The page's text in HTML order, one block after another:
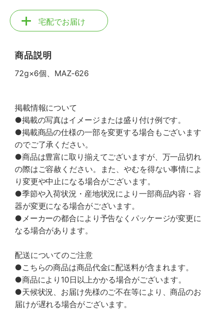
宅配でお届け
商品説明
72g×6個、MAZ-626
掲載情報について
●掲載の写真はイメージまたは盛り付け例です。
●掲載商品の仕様の一部を変更する場合もございます
のでご了承ください。
●商品は豊富に取り揃えてございますが、万一品切れ
の際はご容赦ください。また、やむを得ない事情によ
り変更や中止になる場合がございます。
●季節や入荷状況・産地状況により一部商品内容・容
器が変更になる場合がございます。
●メーカーの都合により予告なくパッケージが変更に
なる場合があります。
配送についてのご注意
●こちらの商品は商品代金に配送料が含まれます。
●商品により10日以上かかる場合がございます。
●天候状況、お届け先様のご不在等により、商品のお
届けが遅れる場合がございます。